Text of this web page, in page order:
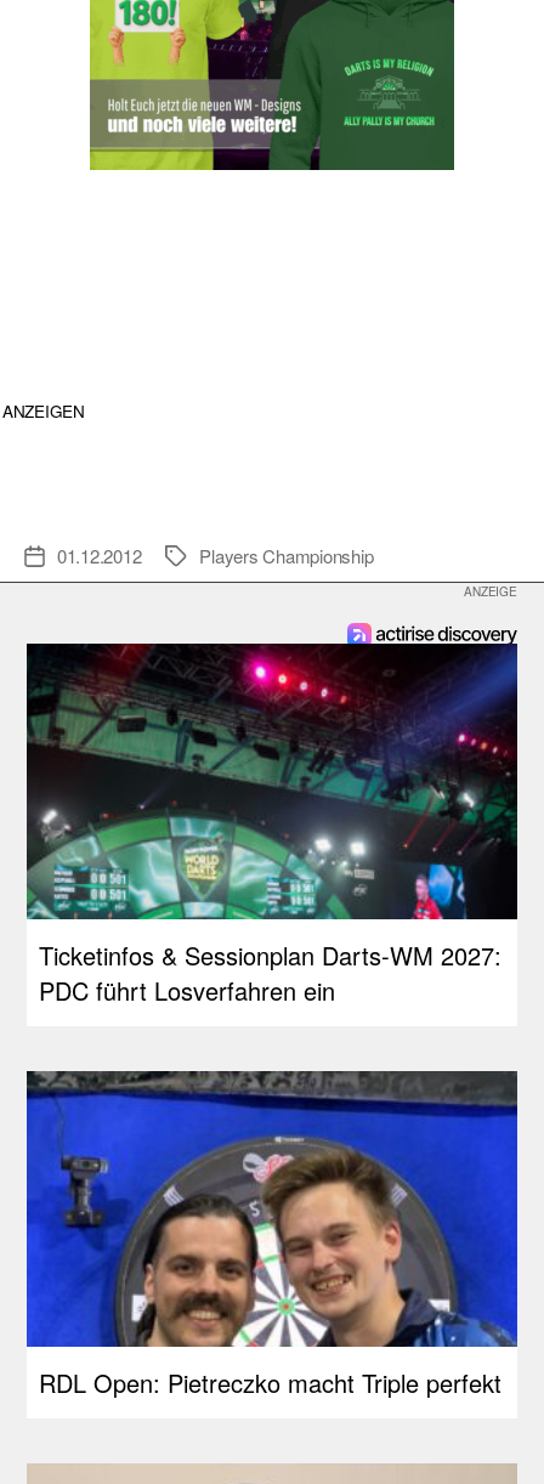
ANZEIGEN
Veröffentlichungsdatum
01.12.2012 Schlagwörter
Players Championship
Ticketinfos & Sessionplan Darts-WM 2027:
PDC führt Losverfahren ein
RDL Open: Pietreczko macht Triple perfekt